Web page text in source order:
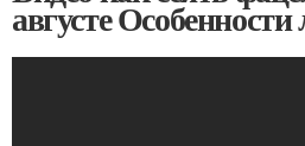
августе Особенности